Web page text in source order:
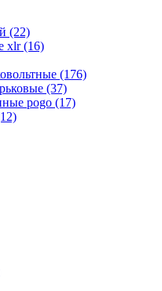
(22)
xlr (16)
(176)
(37)
pogo (17)